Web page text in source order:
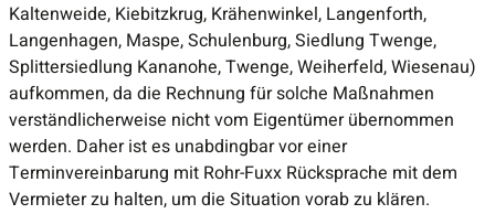
Kaltenweide, Kiebitzkrug, Krähenwinkel, Langenforth,
Langenhagen, Maspe, Schulenburg, Siedlung Twenge,
Splittersiedlung Kananohe, Twenge, Weiherfeld, Wiesenau)
aufkommen, da die Rechnung für solche Maßnahmen
verständlicherweise nicht vom Eigentümer übernommen
werden. Daher ist es unabdingbar vor einer
Terminvereinbarung mit Rohr-Fuxx Rücksprache mit dem
Vermieter zu halten, um die Situation vorab zu klären.